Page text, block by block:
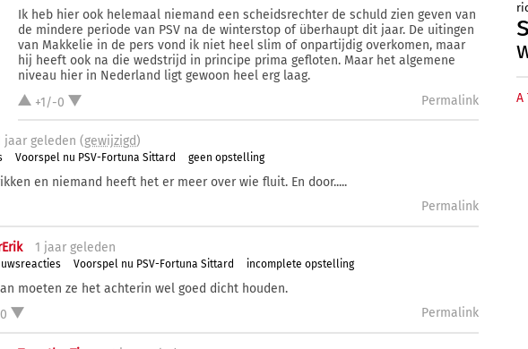
Ik heb hier ook helemaal niemand een scheidsrechter de schuld zien geven van
de mindere periode van PSV na de winterstop of überhaupt dit jaar. De uitingen
van Makkelie in de pers vond ik niet heel slim of onpartijdig overkomen, maar
hij heeft ook na die wedstrijd in principe prima gefloten. Maar het algemene
niveau hier in Nederland ligt gewoon heel erg laag.
+1/-0
Permalink
jaar geleden (gewijzigd)
Voorspel nu PSV-Fortuna Sittard geen opstelling
en niemand heeft het er meer over wie fluit. En door.....
Permalink
1 jaar geleden
Voorspel nu PSV-Fortuna Sittard incomplete opstelling
moeten ze het achterin wel goed dicht houden.
Permalink
A